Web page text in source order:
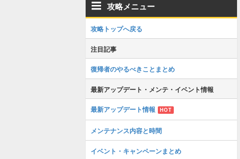
攻略メニュー
攻略トップへ戻る
注目記事
復帰者のやるべきことまとめ
最新アップデート・メンテ・イベント情報
最新アップデート情報 HOT
メンテナンス内容と時間
イベント・キャンペーンまとめ